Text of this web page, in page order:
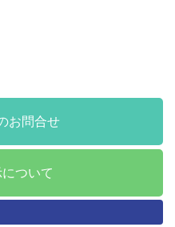
お問合せ
ついて